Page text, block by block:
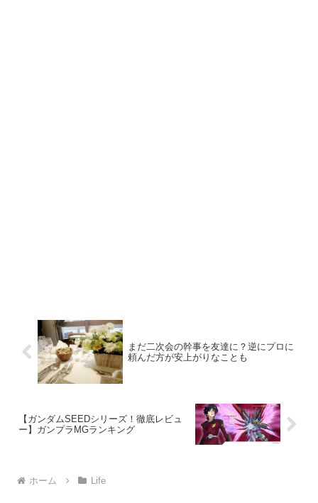
まだ二次会の幹事を友達に？逆にプロに
頼んだ方が安上がりなことも
【ガンダムSEEDシリーズ！徹底レビュ
ー】ガンプラMGランキング
ホーム Life